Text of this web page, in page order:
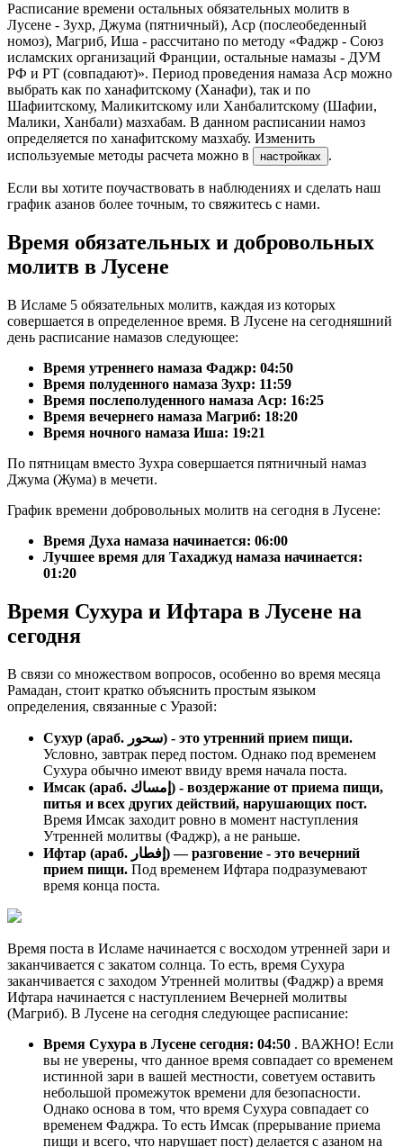
Расписание времени остальных обязательных молитв в
Лусене - Зухр, Джума (пятничный), Аср (послеобеденный
номоз), Магриб, Иша - рассчитано по методу «Фаджр - Союз
исламских организаций Франции, остальные намазы - ДУМ
РФ и РТ (совпадают)». Период проведения намаза Аср можно
выбрать как по ханафитскому (Ханафи), так и по
Шафиитскому, Маликитскому или Ханбалитскому (Шафии,
Малики, Ханбали) мазхабам. В данном расписании намоз
определяется по ханафитскому мазхабу. Изменить
используемые методы расчета можно в
настройках .
Если вы хотите поучаствовать в наблюдениях и сделать наш
график азанов более точным, то свяжитесь с нами.
Время обязательных и добровольных
молитв в Лусене
В Исламе 5 обязательных молитв, каждая из которых
совершается в определенное время. В Лусене на сегодняшний
день расписание намазов следующее:
Время утреннего намаза Фаджр: 04:50
Время полуденного намаза Зухр: 11:59
Время послеполуденного намаза Аср: 16:25
Время вечернего намаза Магриб: 18:20
Время ночного намаза Иша: 19:21
По пятницам вместо Зухра совершается пятничный намаз
Джума (Жума) в мечети.
График времени добровольных молитв на сегодня в Лусене:
Время Духа намаза начинается: 06:00
Лучшее время для Тахаджуд намаза начинается:
01:20
Время Сухура и Ифтара в Лусене на
сегодня
В связи со множеством вопросов, особенно во время месяца
Рамадан, стоит кратко объяснить простым языком
определения, связанные с Уразой:
Сухур (араб. سحور) - это утренний прием пищи.
Условно, завтрак перед постом. Однако под временем
Сухура обычно имеют ввиду время начала поста.
Имсак (араб. إمساك) - воздержание от приема пищи,
питья и всех других действий, нарушающих пост.
Время Имсак заходит ровно в момент наступления
Утренней молитвы (Фаджр), а не раньше.
Ифтар (араб. إفطار) — разговение - это вечерний
прием пищи. Под временем Ифтара подразумевают
время конца поста.
Время поста в Исламе начинается с восходом утренней зари и
заканчивается с закатом солнца. То есть, время Сухура
заканчивается с заходом Утренней молитвы (Фаджр) а время
Ифтара начинается с наступлением Вечерней молитвы
(Магриб). В Лусене на сегодня следующее расписание:
Время Сухура в Лусене сегодня: 04:50 . ВАЖНО! Если
вы не уверены, что данное время совпадает со временем
истинной зари в вашей местности, советуем оставить
небольшой промежуток времени для безопасности.
Однако основа в том, что время Сухура совпадает со
временем Фаджра. То есть Имсак (прерывание приема
пищи и всего, что нарушает пост) делается с азаном на